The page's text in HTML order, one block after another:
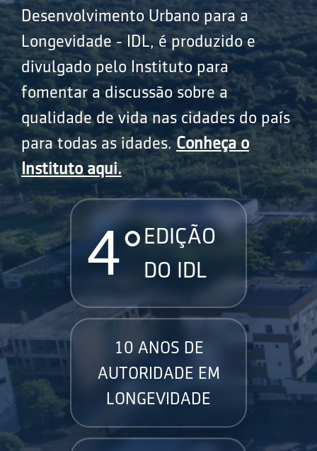
Desenvolvimento Urbano para a
Longevidade - IDL, é produzido e
divulgado pelo Instituto para
fomentar a discussão sobre a
qualidade de vida nas cidades do país
para todas as idades.Conheça o
Instituto aqui.
4° EDIÇÃO
DO IDL
10 ANOS DE
AUTORIDADE EM
LONGEVIDADE